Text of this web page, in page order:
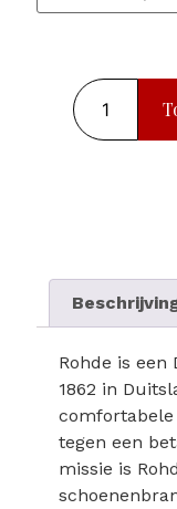
Rohde is
1862 in
tegen een
missie is